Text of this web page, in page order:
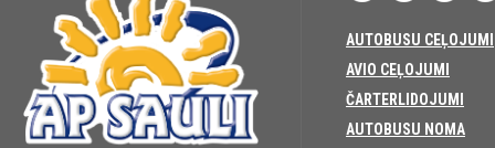
AUTOBUSU CEĻOJUMI
AVIO CEĻOJUMI
ČARTERLIDOJUMI
AUTOBUSU NOMA